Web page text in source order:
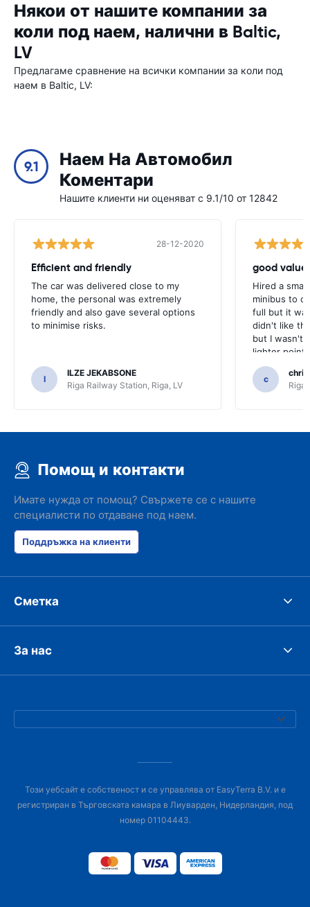
Някои от нашите компании за
коли под наем, налични в Baltic,
LV
Предлагаме сравнение на всички компании за коли под
наем в Baltic, LV:
9.1
Наем На Автомобил
Коментари
Нашите клиенти ни оценяват с 9.1/10 от 12842
28-12-2020
Efficient and friendly
The car was delivered close to my
home, the personal was extremely
friendly and also gave several options
to minimise risks.
I
ILZE JEKABSONE
Riga Railway Station, Riga, LV
good value
Hired a
minibus to
full but it
didn't like
but I wasn't
lighter point
nav lead
off. All in all
complaints
c
Riga
Помощ и контакти
Имате нужда от помощ? Свържете се с нашите
специалисти по отдаване под наем.
Поддръжка на клиенти
Сметка
За нас
Този уебсайт е собственост и се управлява от EasyTerra B.V. и е
регистриран в Търговската камара в Лиуварден, Нидерландия, под
номер 01104443.